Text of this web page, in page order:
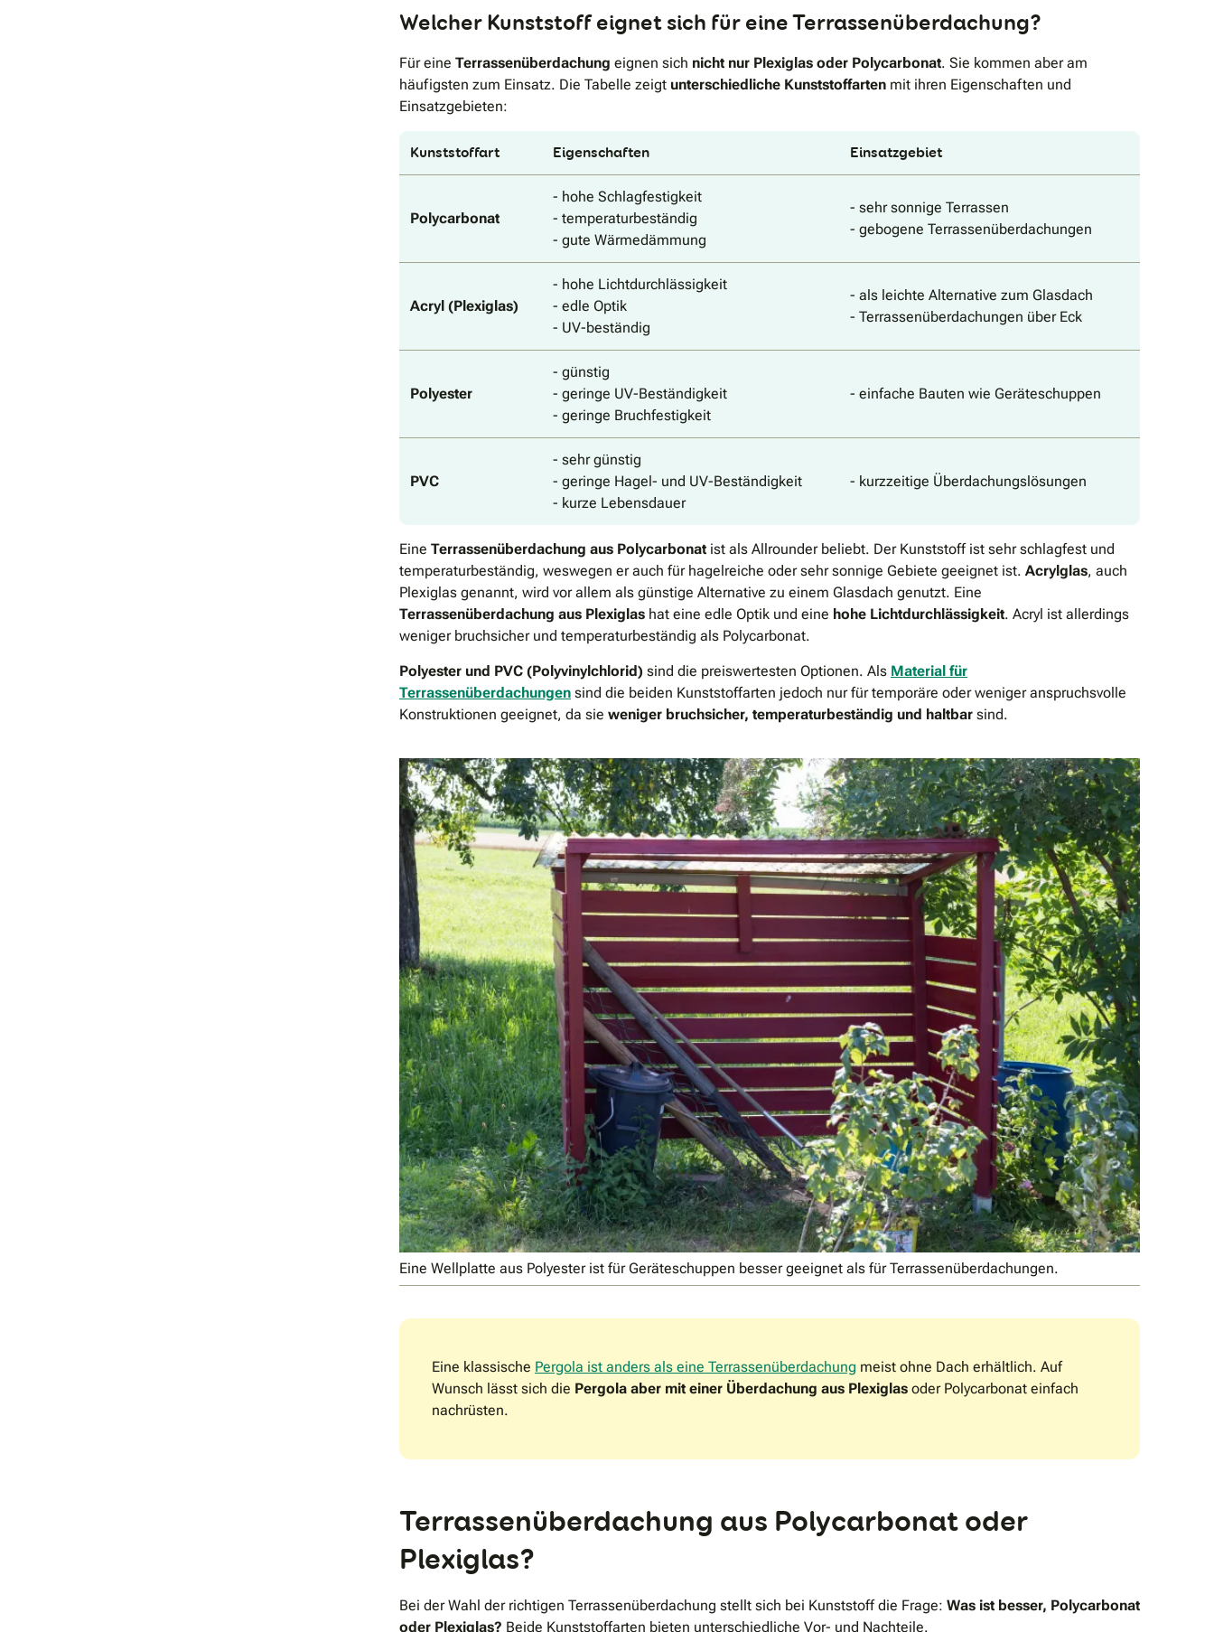
Welcher Kunststoff eignet sich für eine Terrassenüberdachung?
Für eine Terrassenüberdachung eignen sich nicht nur Plexiglas oder Polycarbonat. Sie kommen aber am
häufigsten zum Einsatz. Die Tabelle zeigt unterschiedliche Kunststoffarten mit ihren Eigenschaften und
Einsatzgebieten:
Kunststoffart Eigenschaften Einsatzgebiet
Polycarbonat
- hohe Schlagfestigkeit
- temperaturbeständig
- gute Wärmedämmung
- sehr sonnige Terrassen
- gebogene Terrassenüberdachungen
Acryl (Plexiglas)
- hohe Lichtdurchlässigkeit
- edle Optik
- UV-beständig
- als leichte Alternative zum Glasdach
- Terrassenüberdachungen über Eck
Polyester
- günstig
- geringe UV-Beständigkeit
- geringe Bruchfestigkeit
- einfache Bauten wie Geräteschuppen
PVC
- sehr günstig
- geringe Hagel- und UV-Beständigkeit
- kurze Lebensdauer
- kurzzeitige Überdachungslösungen
Eine Terrassenüberdachung aus Polycarbonat ist als Allrounder beliebt. Der Kunststoff ist sehr schlagfest und
temperaturbeständig, weswegen er auch für hagelreiche oder sehr sonnige Gebiete geeignet ist. Acrylglas, auch
Plexiglas genannt, wird vor allem als günstige Alternative zu einem Glasdach genutzt. Eine
Terrassenüberdachung aus Plexiglas hat eine edle Optik und eine hohe Lichtdurchlässigkeit. Acryl ist allerdings
weniger bruchsicher und temperaturbeständig als Polycarbonat.
Polyester und PVC (Polyvinylchlorid) sind die preiswertesten Optionen. Als Material für
Terrassenüberdachungen sind die beiden Kunststoffarten jedoch nur für temporäre oder weniger anspruchsvolle
Konstruktionen geeignet, da sie weniger bruchsicher, temperaturbeständig und haltbar sind.
Eine Wellplatte aus Polyester ist für Geräteschuppen besser geeignet als für Terrassenüberdachungen.
Eine klassische Pergola ist anders als eine Terrassenüberdachung meist ohne Dach erhältlich. Auf
Wunsch lässt sich die Pergola aber mit einer Überdachung aus Plexiglas oder Polycarbonat einfach
nachrüsten.
Terrassenüberdachung aus Polycarbonat oder
Plexiglas?
Bei der Wahl der richtigen Terrassenüberdachung stellt sich bei Kunststoff die Frage: Was ist besser, Polycarbonat
oder Plexiglas? Beide Kunststoffarten bieten unterschiedliche Vor- und Nachteile.